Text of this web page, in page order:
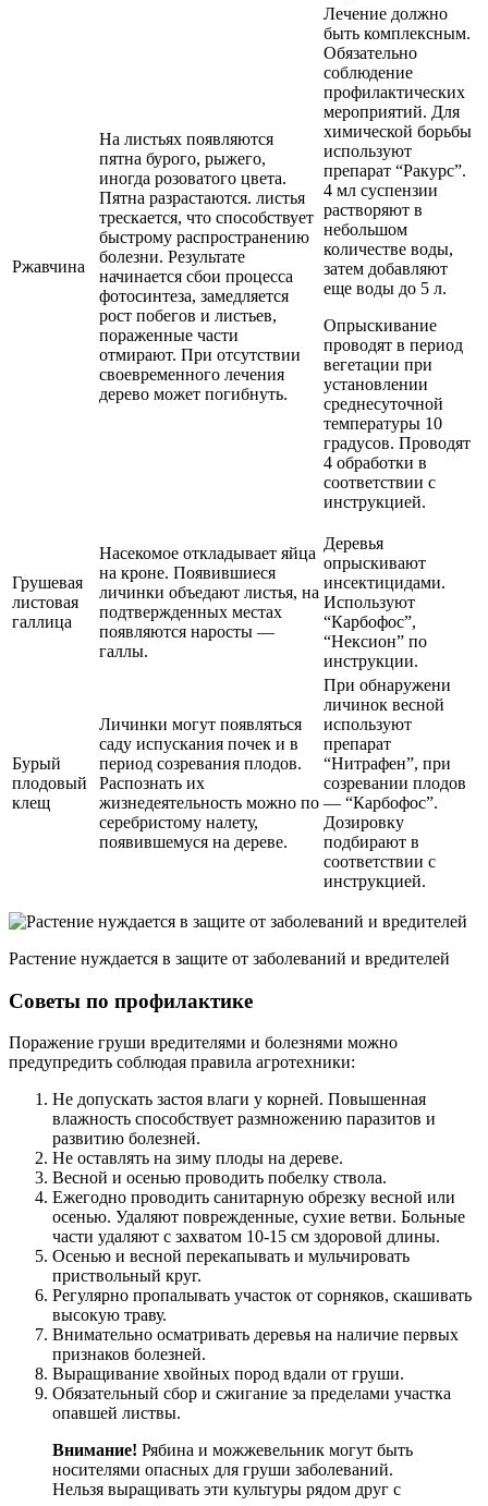
Ржавчина
На листьях появляются
пятна бурого, рыжего,
иногда розоватого цвета.
Пятна разрастаются. листья
трескается, что способствует
быстрому распространению
болезни. Результате
начинается сбои процесса
фотосинтеза, замедляется
рост побегов и листьев,
пораженные части
отмирают. При отсутствии
своевременного лечения
дерево может погибнуть.
Лечение должно
быть комплексным.
Обязательно
соблюдение
профилактических
мероприятий. Для
химической борьбы
используют
препарат “Ракурс”.
4 мл суспензии
растворяют в
небольшом
количестве воды,
затем добавляют
еще воды до 5 л.
Опрыскивание
проводят в период
вегетации при
установлении
среднесуточной
температуры 10
градусов. Проводят
4 обработки в
соответствии с
инструкцией.
Грушевая
листовая
галлица
Насекомое откладывает яйца
на кроне. Появившиеся
личинки объедают листья, на
подтвержденных местах
появляются наросты —
галлы.
Деревья
опрыскивают
инсектицидами.
Используют
“Карбофос”,
“Нексион” по
инструкции.
Бурый
плодовый
клещ
Личинки могут появляться
саду испускания почек и в
период созревания плодов.
Распознать их
жизнедеятельность можно по
серебристому налету,
появившемуся на дереве.
При обнаружени
личинок весной
используют
препарат
“Нитрафен”, при
созревании плодов
— “Карбофос”.
Дозировку
подбирают в
соответствии с
инструкцией.
Растение нуждается в защите от заболеваний и вредителей
Советы по профилактике
Поражение груши вредителями и болезнями можно
предупредить соблюдая правила агротехники:
Не допускать застоя влаги у корней. Повышенная
влажность способствует размножению паразитов и
развитию болезней.
Не оставлять на зиму плоды на дереве.
Весной и осенью проводить побелку ствола.
Ежегодно проводить санитарную обрезку весной или
осенью. Удаляют поврежденные, сухие ветви. Больные
части удаляют с захватом 10-15 см здоровой длины.
Осенью и весной перекапывать и мульчировать
приствольный круг.
Регулярно пропалывать участок от сорняков, скашивать
высокую траву.
Внимательно осматривать деревья на наличие первых
признаков болезней.
Выращивание хвойных пород вдали от груши.
Обязательный сбор и сжигание за пределами участка
опавшей листвы.
Внимание! Рябина и можжевельник могут быть
носителями опасных для груши заболеваний.
Нельзя выращивать эти культуры рядом друг с